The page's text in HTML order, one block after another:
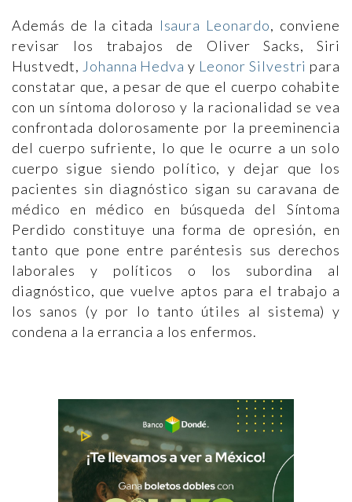
Además de la citada Isaura Leonardo, conviene
revisar los trabajos de Oliver Sacks, Siri
Hustvedt, Johanna Hedva y Leonor Silvestri para
constatar que, a pesar de que el cuerpo cohabite
con un síntoma doloroso y la racionalidad se vea
confrontada dolorosamente por la preeminencia
del cuerpo sufriente, lo que le ocurre a un solo
cuerpo sigue siendo político, y dejar que los
pacientes sin diagnóstico sigan su caravana de
médico en médico en búsqueda del Síntoma
Perdido constituye una forma de opresión, en
tanto que pone entre paréntesis sus derechos
laborales y políticos o los subordina al
diagnóstico, que vuelve aptos para el trabajo a
los sanos (y por lo tanto útiles al sistema) y
condena a la errancia a los enfermos.